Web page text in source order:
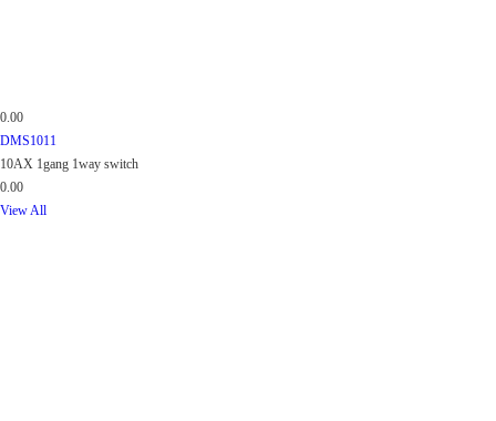
0.00
DMS1011
10AX 1gang 1way switch
0.00
View All